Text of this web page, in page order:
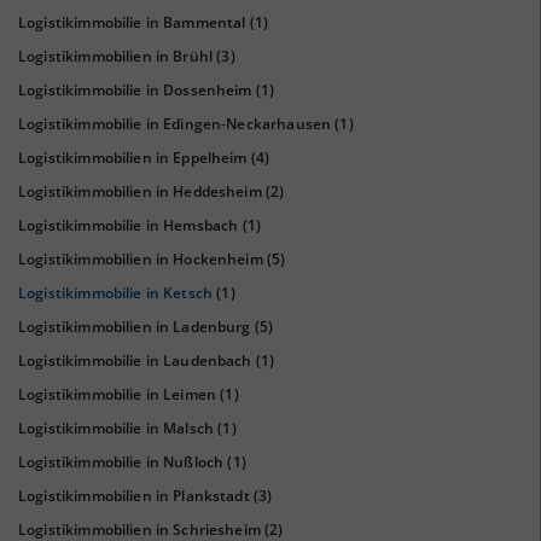
Euro pro Kopf
Kaufkraftindex
KAUFKRAFT - EURO PRO KOPF
25.278 €
24.995 €
22.651 €
Logistikimmobilie in Bammental (1)
Logistikimmobilien in Brühl(3)
Logistikimmobilie in Dossenheim (1)
Logistikimmobilie in Edingen-Neckarhausen (1)
Logistikimmobilien in Eppelheim (4)
Logistikimmobilien in Heddesheim(2)
Logistikimmobilie in Hemsbach (1)
Logistikimmobilien in Hockenheim(5)
Logistikimmobilie in Ketsch (1)
Logistikimmobilien in Ladenburg (5)
Logistikimmobilie in Laudenbach (1)
Logistikimmobilie in Leimen (1)
Logistikimmobilie in Malsch (1)
Logistikimmobilie in Nußloch (1)
Logistikimmobilien in Plankstadt(3)
Logistikimmobilien in Schriesheim(2)